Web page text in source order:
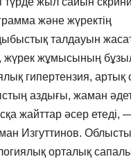
және жүректің
талдауын
жұмысының
гипертензия, артық
аздығы, жаман
жайттар әсер етеді,
Изгуттинов.
орталық сапалы,